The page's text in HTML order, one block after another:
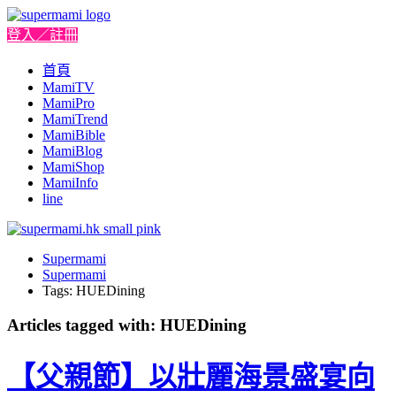
登入／註冊
首頁
MamiTV
MamiPro
MamiTrend
MamiBible
MamiBlog
MamiShop
MamiInfo
line
Supermami
Supermami
Tags: HUEDining
Articles tagged with: HUEDining
【父親節】以壯麗海景盛宴向